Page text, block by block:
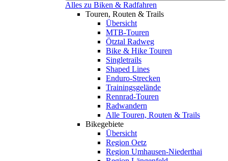
Alles zu Biken & Radfahren
Touren, Routen & Trails
Übersicht
MTB-Touren
Ötztal Radweg
Bike & Hike Touren
Singletrails
Shaped Lines
Enduro-Strecken
Trainingsgelände
Rennrad-Touren
Radwandern
Alle Touren, Routen & Trails
Bikegebiete
Übersicht
Region Oetz
Region Umhausen-Niederthai